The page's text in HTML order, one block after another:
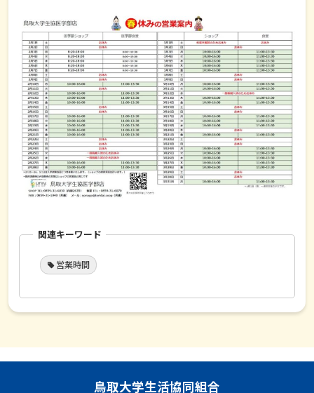
関連キーワード
営業時間
鳥取大学生活協同組合